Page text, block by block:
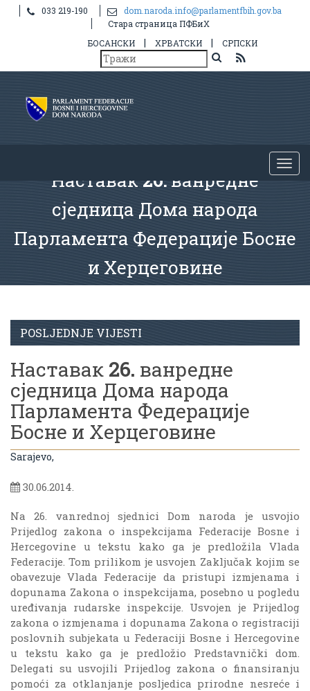
033 219-190
dom.naroda.info@parlamentfbih.gov.ba
Стара страница ПФБиХ
БОСАНСКИ
| ХРВАТСКИ | СРПСКИ
Наставак26.ванредне
сједница Дома народа
Парламента Федерације Босне
и Херцеговине
POSLJEDNJE VIJESTI
Наставак 26. ванредне
сједница Дома народа
Парламента Федерације
Босне и Херцеговине
Sarajevo,
30.06.2014.
Na 26. vanrednoj sjednici Dom naroda je usvojio
Prijedlog zakona o inspekcijama Federacije Bosne i
Hercegovine u tekstu kako ga je predložila Vlada
Federacije. Tom prilikom je usvojen Zaključak kojim se
obavezuje Vlada Federacije da pristupi izmjenama i
dopunama Zakona o inspekcijama, posebno u pogledu
uređivanja rudarske inspekcije. Usvojen je Prijedlog
zakona o izmjenama i dopunama Zakona o registraciji
poslovnih subjekata u Federaciji Bosne i Hercegovine
u tekstu kako ga je predložio Predstavnički dom.
Delegati su usvojili Prijedlog zakona o finansiranju
pomoći za otklanjanje posljedica prirodne nesreće i